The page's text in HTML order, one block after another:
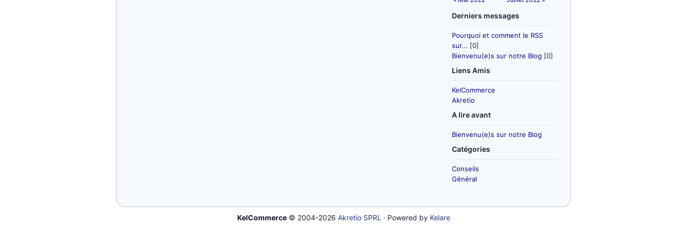
Derniers messages
Pourquoi et comment le RSS
sur... [0]
Bienvenu(e)s sur notre Blog [0]
Liens Amis
KelCommerce
Akretio
A lire avant
Bienvenu(e)s sur notre Blog
Catégories
Conseils
Général
KelCommerce© 2004-2026 Akretio SPRL · Powered by Kelare